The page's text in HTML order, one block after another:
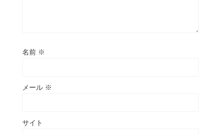
名前 ※
メール ※
サイト